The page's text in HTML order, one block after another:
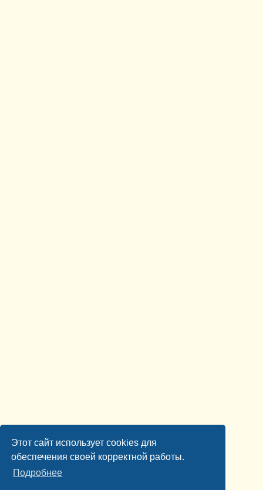
Этот сайт использует cookies для
обеспечения своей корректной работы.
Подробнее